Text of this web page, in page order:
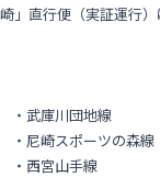
」直行便（実証運行）
庫川団地線
崎スポーツの森線
西宮山手線